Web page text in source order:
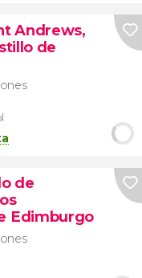
Andrews,
de
de
Edimburgo